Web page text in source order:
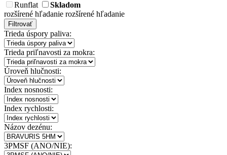
Runflat
Skladom
rozšírené hľadanie rozšírené hľadanie
Filtrovať
Trieda úspory paliva:
Trieda priľnavosti za mokra:
Úroveň hlučnosti:
Index nosnosti:
Index rychlosti:
Názov dezénu:
3PMSF (ANO/NIE):